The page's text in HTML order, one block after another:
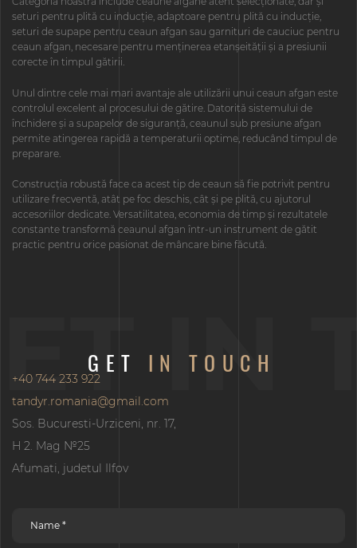
seturi pentru plită cu inducție, adaptoare pentru plită cu inducție,
seturi de supape pentru ceaun afgan sau garnituri de cauciuc pentru
ceaun afgan, necesare pentru menținerea etanșeității și a presiunii
corecte în timpul gătirii.
Unul dintre cele mai mari avantaje ale utilizării unui ceaun afgan este
controlul excelent al procesului de gătire. Datorită sistemului de
închidere și a supapelor de siguranță, ceaunul sub presiune afgan
permite atingerea rapidă a temperaturii optime, reducând timpul de
preparare.
Construcția robustă face ca acest tip de ceaun să fie potrivit pentru
utilizare frecventă, atât pe foc deschis, cât și pe plită, cu ajutorul
accesoriilor dedicate. Versatilitatea, economia de timp și rezultatele
constante transformă ceaunul afgan într-un instrument de gătit
practic pentru orice pasionat de mâncare bine făcută.
GET IN TOUCH
IN
+40 744 233 922
tandyr.romania@gmail.com
Sos. Bucuresti-Urziceni, nr. 17,
H 2. Mag №25
Afumati, judetul Ilfov